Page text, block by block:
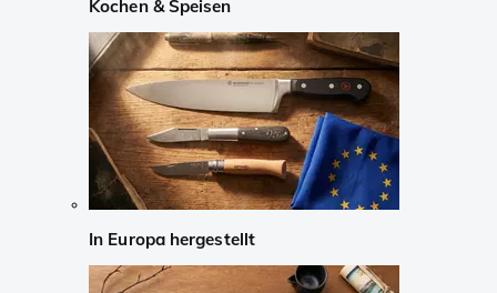
Kochen & Speisen
In Europa hergestellt